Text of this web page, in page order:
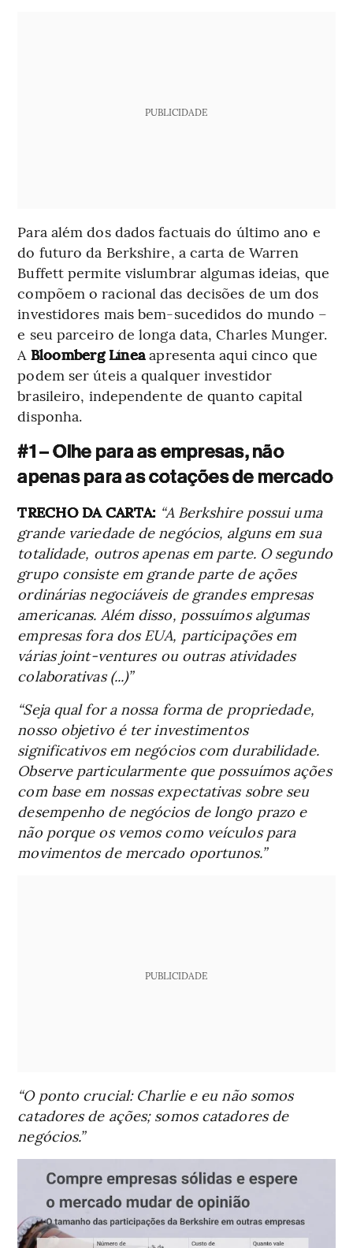
PUBLICIDADE
Para além dos dados factuais do último ano e
do futuro da Berkshire, a carta de Warren
Buffett permite vislumbrar algumas ideias, que
compõem o racional das decisões de um dos
investidores mais bem-sucedidos do mundo –
e seu parceiro de longa data, Charles Munger.
A Bloomberg Líneaapresenta aqui cinco que
podem ser úteis a qualquer investidor
brasileiro, independente de quanto capital
disponha.
#1 – Olhe para as empresas, não
apenas para as cotações de mercado
TRECHO DA CARTA: “A Berkshire possui uma
grande variedade de negócios, alguns em sua
totalidade, outros apenas em parte. O segundo
grupo consiste em grande parte de ações
ordinárias negociáveis de grandes empresas
americanas. Além disso, possuímos algumas
empresas fora dos EUA, participações em
várias joint-ventures ou outras atividades
colaborativas (...)”
“Seja qual for a nossa forma de propriedade,
nosso objetivo é ter investimentos
significativos em negócios com durabilidade.
Observe particularmente que possuímos ações
com base em nossas expectativas sobre seu
desempenho de negócios de longo prazo e
não porque os vemos como veículos para
movimentos de mercado oportunos.”
PUBLICIDADE
“O ponto crucial: Charlie e eu não somos
catadores de ações; somos catadores de
negócios.”